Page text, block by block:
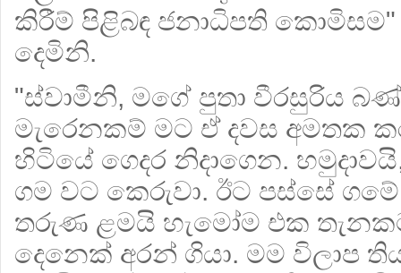
කිරීම් පිළිබඳ ජනාධිපති කොමිසම"
දෙමිනි.
"ස්වාමීනි, මගේ පුතා වීරසුරිය
මැරෙනකම් මට ඒ දවස අමතක
හිටියේ ගෙදර නිදාගෙන.
ගම වට කෙරුවා. ඊට පස්සේ
තරුණ ළමයි හැමෝම එක තැනකට
දෙනෙක් අරන් ගියා. මම විලාප